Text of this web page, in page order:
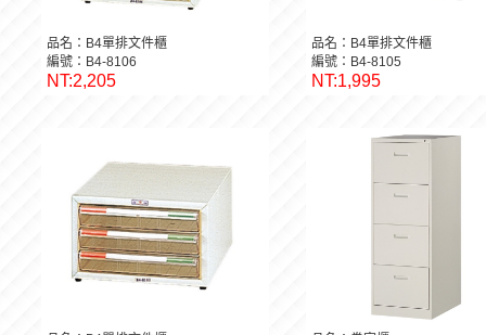
品名：B4單排文件櫃
編號：B4-8106
NT:2,205
品名：B4單排文件櫃
編號：B4-8105
NT:1,995